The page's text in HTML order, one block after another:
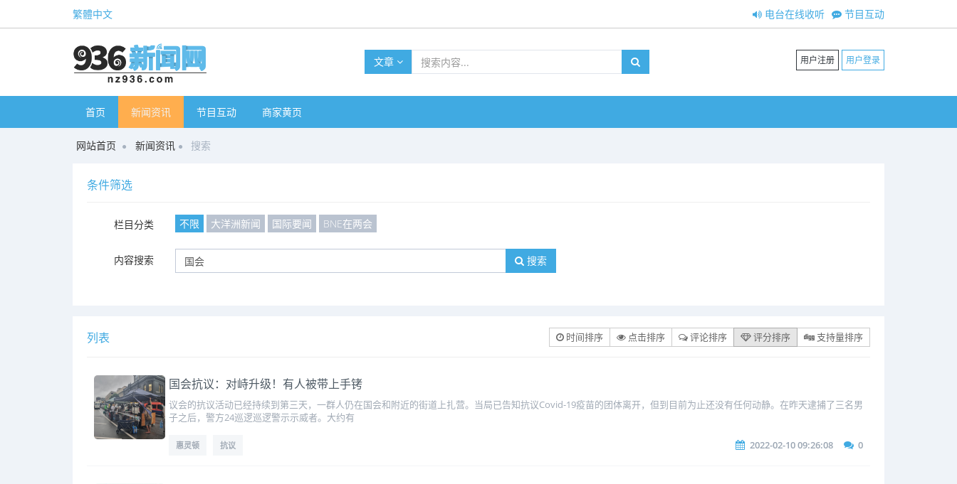
繁體中文 节目互动
电台在线收听
文章 用户注册 用户登录
首页 新闻资讯 节目互动 商家黄页
网站首页 新闻资讯 搜索
条件筛选
栏目分类 不限 大洋洲新闻 国际要闻 BNE在两会
内容搜索 搜索
列表 时间排序 点击排序 评论排序 评分排序 支持量排序
国会抗议：对峙升级！有人被带上手铐
议会的抗议活动已经持续到第三天，一群人仍在国会和附近的街道上扎营。当局已告知抗议Covid-19疫苗的团体离开，但到目前为止还没有任何动静。在昨天逮捕了三名男
子之后，警方24巡逻巡逻警示示威者。大约有
惠灵顿 抗议 2022-02-10 09:26:08 0